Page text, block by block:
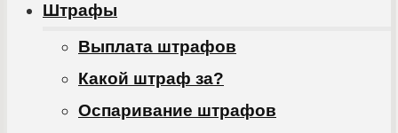
Штрафы
Выплата штрафов
Какой штраф за?
Оспаривание штрафов